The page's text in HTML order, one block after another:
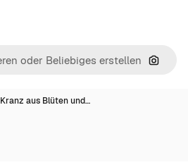
Nach
Kranz aus Blüten und…